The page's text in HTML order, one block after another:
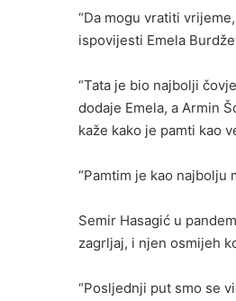
“Da mogu vratiti
ispovijesti Emela
“Tata je bio najbolji
dodaje Emela, a Armin
kaže kako je pamti kao
“Pamtim je kao najbolju
Semir Hasagić u
zagrljaj, i njen osmijeh
“Posljednji put smo se